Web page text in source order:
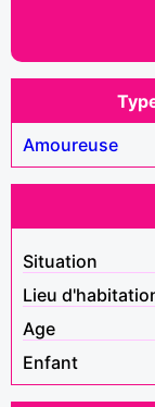
Amoureuse
Situation
Lieu
Age
Enfant